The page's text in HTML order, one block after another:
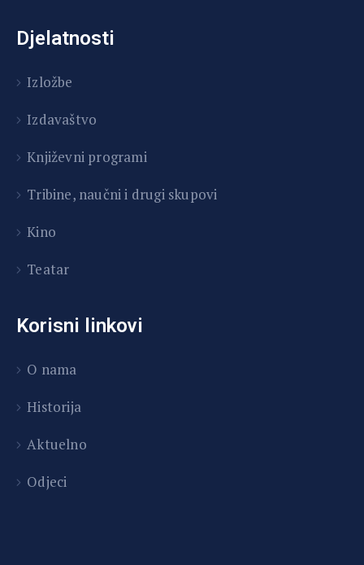
Djelatnosti
Izložbe
Izdavaštvo
Književni programi
Tribine, naučni i drugi skupovi
Kino
Teatar
Korisni linkovi
O nama
Historija
Aktuelno
Odjeci